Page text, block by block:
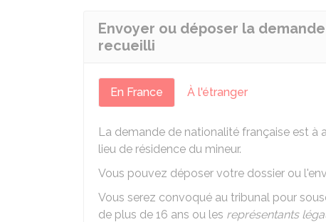
Envoyer ou déposer la
recueilli
En France À l'étranger
La demande de nationalité française est à
lieu de résidence du mineur.
Vous pouvez déposer votre dossier ou
Vous serez convoqué au tribunal pour
de plus de 16 ans ou les représentants